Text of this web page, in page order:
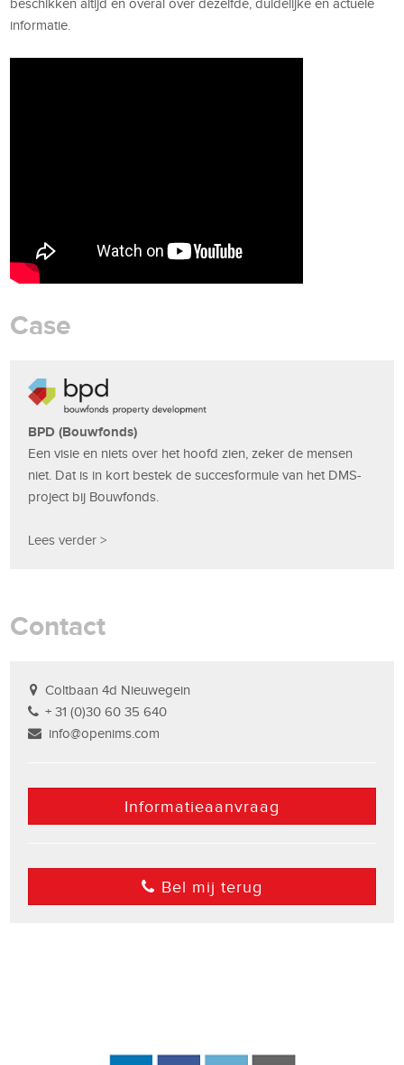
beschikken altijd en overal over dezelfde, duidelijke en actuele
informatie.
Case
BPD (Bouwfonds)
Een visie en niets over het hoofd zien, zeker de mensen
niet. Dat is in kort bestek de succesformule van het DMS-
project bij Bouwfonds.
Lees verder >
Contact
Coltbaan 4d Nieuwegein
+ 31 (0)30 60 35 640
info@openims.com
Informatieaanvraag
Bel mij terug